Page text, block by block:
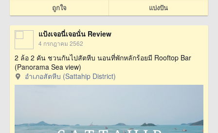
ถูกใจ แบ่งปัน
แป้งเจอนี่เจอนั่น Review
4 กรกฎาคม 2562
2 ล้อ 2 คัน ชวนกันไปสัตหีบ นอนที่พักหลักร้อยมี Rooftop Bar
(Panorama Sea view)
อำเภอสัตหีบ (Sattahip District)